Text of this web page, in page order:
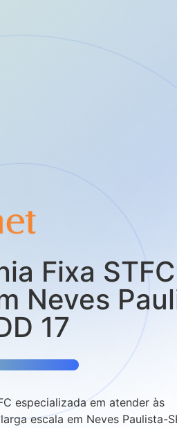
Fixa
Neves
17
especializada em atender às
escala em Neves Paulista-